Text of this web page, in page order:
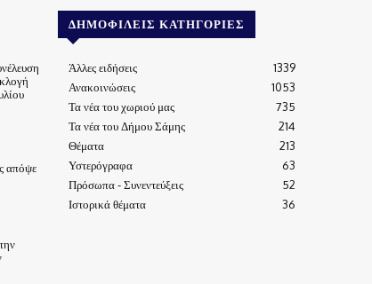
απόψε
ΔΗΜΟΦΙΛΕΊΣ ΚΑΤΗΓΟΡΊΕΣ
Άλλες ειδήσεις
1339
Ανακοινώσεις
1053
Τα νέα του χωριού μας
735
Τα νέα του Δήμου Σάμης
214
Θέματα
213
Υστερόγραφα
63
Πρόσωπα - Συνεντεύξεις
52
Ιστορικά θέματα
36